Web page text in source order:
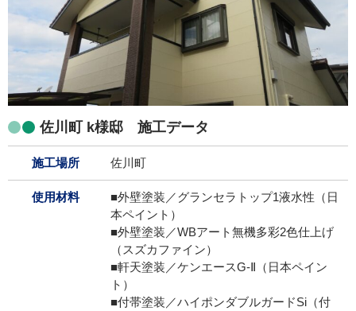
佐川町 k様邸 施工データ
施工場所 佐川町
使用材料
■外壁塗装／グランセラトップ1液水性（日
本ペイント）
■外壁塗装／WBアート無機多彩2色仕上げ
（スズカファイン）
■軒天塗装／ケンエースG-Ⅱ（日本ペイン
ト）
■付帯塗装／ハイポンダブルガードSi（付